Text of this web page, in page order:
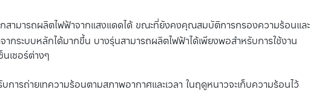
กสามารถผลิตไฟฟ้าจากแสงแดดได้ ขณะที่ยังคงคุณสมบัติการกรองความร้อนและ
กระบบหลักได้มากขึ้น บางรุ่นสามารถผลิตไฟฟ้าได้เพียงพอสำหรับการใช้งาน
เซอร์ต่างๆ
รถ่ายเทความร้อนตามสภาพอากาศและเวลา ในฤดูหนาวจะเก็บความร้อนไว้